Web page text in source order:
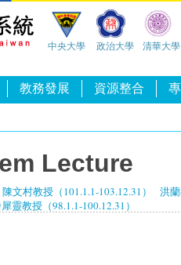
中央大學 政治大學 清華大學
教務發展 資源整合
Lecture
陳文村教授（101.1.1-103.12.31）
洪
靈教授（98.1.1-100.12.31）